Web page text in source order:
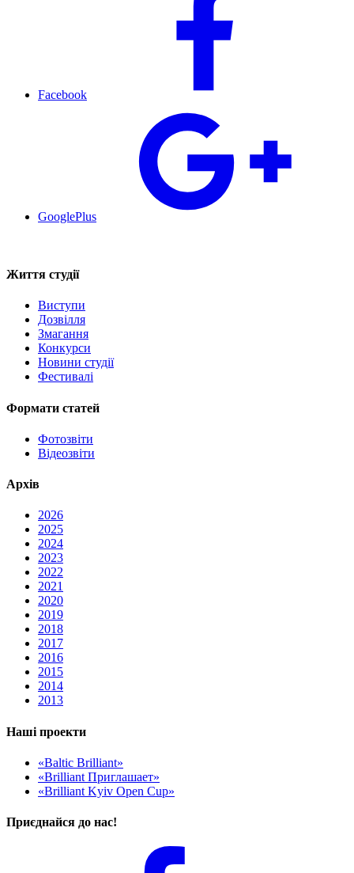
Facebook
GooglePlus
Життя студії
Виступи
Дозвілля
Змагання
Конкурси
Новини студії
Фестивалі
Формати статей
Фотозвіти
Відеозвіти
Архів
2026
2025
2024
2023
2022
2021
2020
2019
2018
2017
2016
2015
2014
2013
Наші проекти
«Baltic Brilliant»
«Brilliant Приглашает»
«Brilliant Kyiv Open Cup»
Приєднайся до нас!